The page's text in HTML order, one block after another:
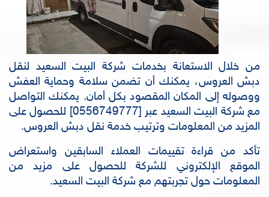
من خلال الاستعانة بخدمات شركة البيت السعيد لنقل
دبش العروس، يمكنك أن تضمن سلامة وحماية العفش
ووصوله إلى المكان المقصود بكل أمان. يمكنك التواصل
مع شركة البيت السعيد عبر [0556749777] للحصول على
المزيد من المعلومات وترتيب خدمة نقل دبش العروس.
تأكد من قراءة تقييمات العملاء السابقين واستعراض
الموقع الإلكتروني للشركة للحصول على مزيد من
المعلومات حول تجربتهم مع شركة البيت السعيد.